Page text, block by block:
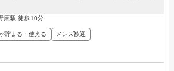
原駅 徒歩10分
貯まる・使える メンズ歓迎